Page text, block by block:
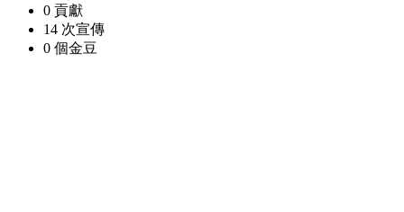
0 貢獻
14 次宣傳
0 個金豆